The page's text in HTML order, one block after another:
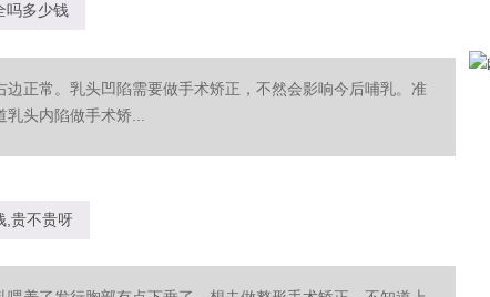
吗多少钱
边正常。乳头凹陷需要做手术矫正，不然会影响今后哺乳。准
头内陷做手术矫...
,贵不贵呀